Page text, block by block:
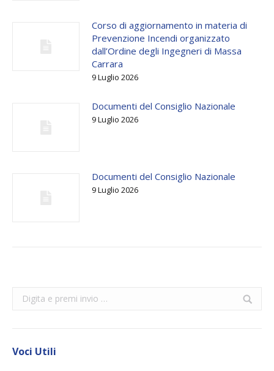
Corso di aggiornamento in materia di
Prevenzione Incendi organizzato
dall’Ordine degli Ingegneri di Massa
Carrara
9 Luglio 2026
Documenti del Consiglio Nazionale
9 Luglio 2026
Documenti del Consiglio Nazionale
9 Luglio 2026
Search:
Voci Utili